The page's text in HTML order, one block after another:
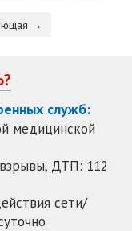
→
служб:
медицинской
ДТП: 112
сети/